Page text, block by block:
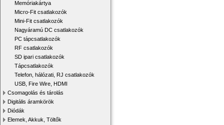
Memóriakártya
Micro-Fit csatlakozók
Mini-Fit csatlakozók
Nagyáramú DC csatlakozók
PC tápcsatlakozók
RF csatlakozók
SD ipari csatlakozók
Tápcsatlakozók
Telefon, hálózati, RJ csatlakozók
USB, Fire Wire, HDMI
Csomagolás és tárolás
Digitális áramkörök
Diódák
Elemek, Akkuk, Töltők